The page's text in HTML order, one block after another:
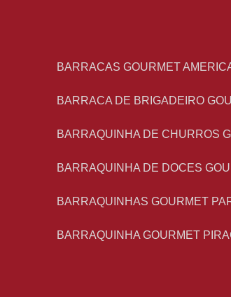
BARRACAS GOURMET
BARRACA DE BRIGADEIRO
BARRAQUINHA DE CHURROS
BARRAQUINHA DE DOCES
BARRAQUINHAS GOURMET
BARRAQUINHA GOURMET